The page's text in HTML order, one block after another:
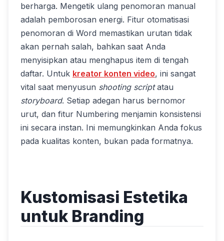
berharga. Mengetik ulang penomoran manual
adalah pemborosan energi. Fitur otomatisasi
penomoran di Word memastikan urutan tidak
akan pernah salah, bahkan saat Anda
menyisipkan atau menghapus item di tengah
daftar. Untuk kreator konten video, ini sangat
vital saat menyusun shooting scriptatau
storyboard. Setiap adegan harus bernomor
urut, dan fitur Numbering menjamin konsistensi
ini secara instan. Ini memungkinkan Anda fokus
pada kualitas konten, bukan pada formatnya.
Kustomisasi Estetika
untuk Branding